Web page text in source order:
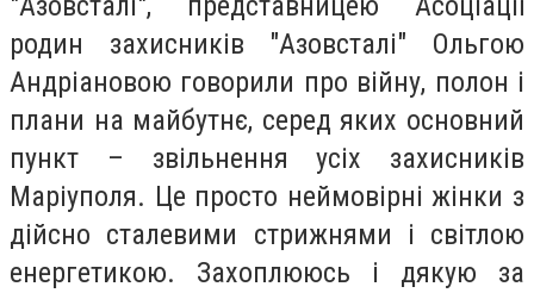
родин захисників "Азовсталі" Ольгою
Андріановою говорили про війну, полон і
плани на майбутнє, серед яких основний
пункт – звільнення усіх захисників
Маріуполя. Це просто неймовірні жінки з
дійсно сталевими стрижнями і світлою
енергетикою. Захоплююсь і дякую за